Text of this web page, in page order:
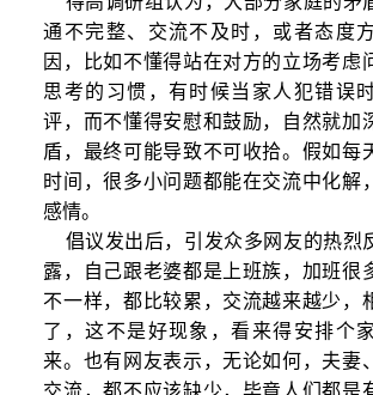
通不完整、交流不及时，或者态度
因，比如不懂得站在对方的立场考虑
思考的习惯，有时候当家人犯错误
评，而不懂得安慰和鼓励，自然就加
盾，最终可能导致不可收拾。假如每
时间，很多小问题都能在交流中化解
感情。
倡议发出后，引发众多网友的热烈
露，自己跟老婆都是上班族，加班很
不一样，都比较累，交流越来越少，
了，这不是好现象，看来得安排个
来。也有网友表示，无论如何，夫妻